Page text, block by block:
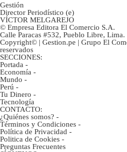
Gestión
Director Periodístico (e)
VÍCTOR MELGAREJO
© Empresa Editora El Comercio S.A.
Calle Paracas #532, Pueblo Libre, Lima.
Copyright© | Gestion.pe | Grupo El
reservados
SECCIONES:
Portada -
Economía -
Mundo -
Perú -
Tu Dinero -
Tecnología
CONTACTO:
¿Quiénes somos? -
Términos y Condiciones -
Política de Privacidad -
Politica de Cookies -
Preguntas Frecuentes